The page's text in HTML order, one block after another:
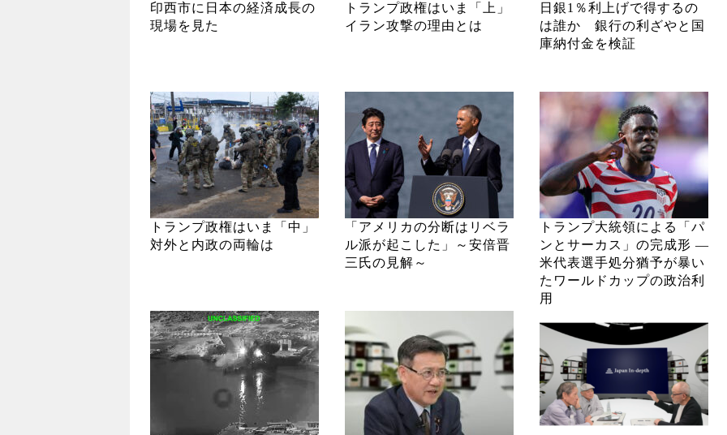
印西市に日本の経済成長の
現場を見た
トランプ政権はいま「上」
イラン攻撃の理由とは
日銀1％利上げで得するの
は誰か 銀行の利ざやと国
庫納付金を検証
トランプ政権はいま「中」
対外と内政の両輪は
「アメリカの分断はリベラ
ル派が起こした」～安倍晋
三氏の見解～
トランプ大統領による「パ
ンとサーカス」の完成形 ―
米代表選手処分猶予が暴い
たワールドカップの政治利
用